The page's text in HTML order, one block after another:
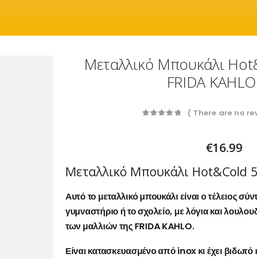
Μεταλλικό Μπουκάλι
FRIDA KAHLO
( There are no
€16.99
Μεταλλικό Μπουκάλι Hot&Cold
Αυτό το μεταλλικό μπουκάλι είναι ο τέλειος
γυμναστήριο ή το σχολείο, με λόγια και
των μαλλιών της FRIDA KAHLO.
Είναι κατασκευασμένο από inox κι έχει βιδωτό